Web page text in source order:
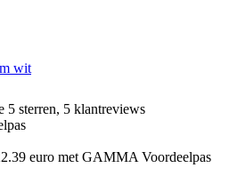
wit
5 sterren, 5 klantreviews
euro met GAMMA Voordeelpas